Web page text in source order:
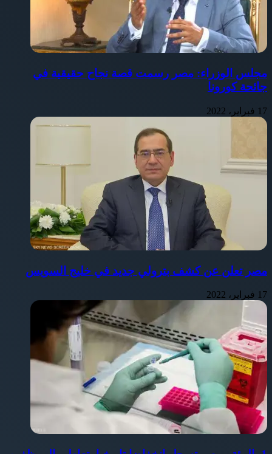
مجلس الوزراء: مصر رسمت قصة نجاح حقيقية في
جائحة كورونا
17 فبراير، 2022
مصر تعلن عن كشف بترولي جديد في خليج السويس
17 فبراير، 2022